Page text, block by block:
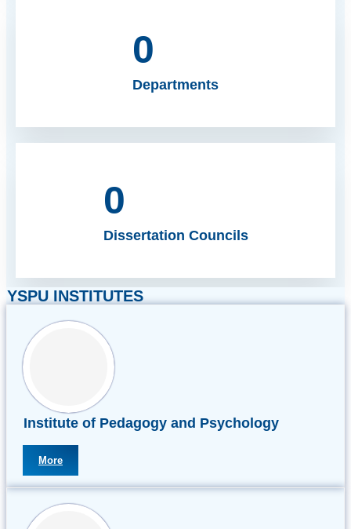
0
Departments
0
Dissertation Councils
YSPU INSTITUTES
Institute of Pedagogy and Psychology
More